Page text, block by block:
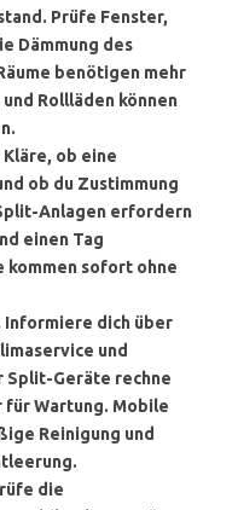
. Prüfe Fenster,
Dämmung des
benötigen mehr
Rollläden können
Kläre, ob eine
ob du Zustimmung
Anlagen erfordern
einen Tag
kommen sofort ohne
Informiere dich über
und
Split-Geräte rechne
für Wartung. Mobile
Reinigung und
die